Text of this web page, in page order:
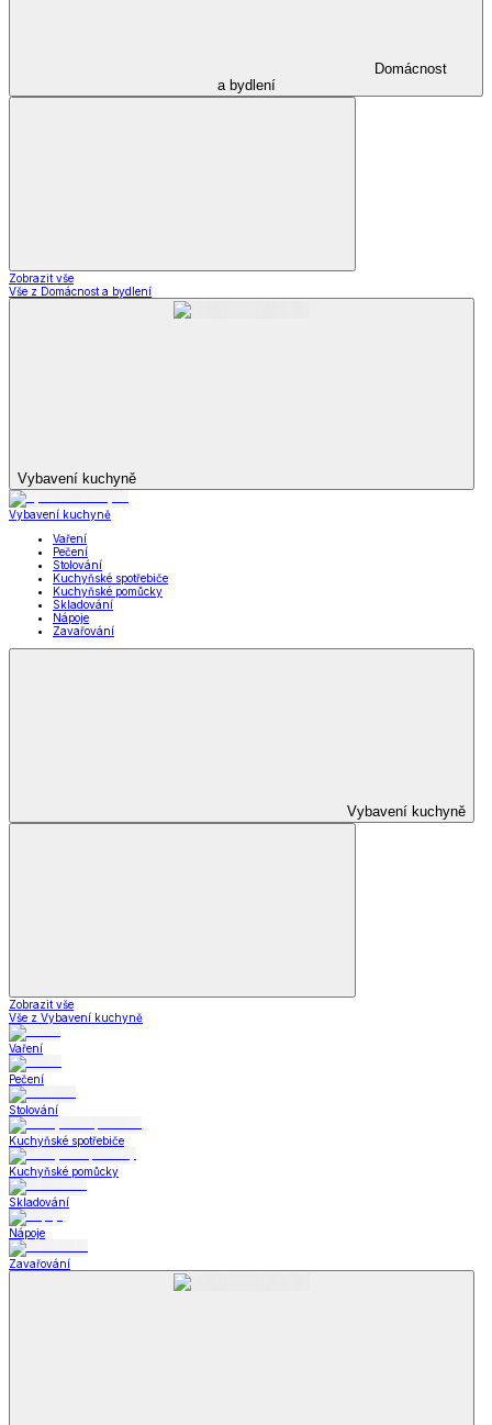
Domácnost
a bydlení
Zobrazit vše
Vše z Domácnost a bydlení
Vybavení kuchyně
Vybavení kuchyně
Vaření
Pečení
Stolování
Kuchyňské spotřebiče
Kuchyňské pomůcky
Skladování
Nápoje
Zavařování
Vybavení kuchyně
Zobrazit vše
Vše z Vybavení kuchyně
Vaření
Pečení
Stolování
Kuchyňské spotřebiče
Kuchyňské pomůcky
Skladování
Nápoje
Zavařování